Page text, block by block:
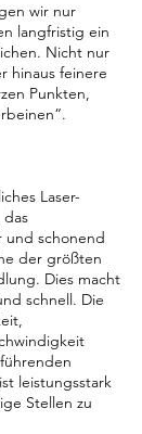
wir nur
langfristig ein
Nicht nur
hinaus feinere
Punkten,
Laser-
das
und schonend
der größten
Dies macht
schnell. Die
leistungsstark
Stellen zu